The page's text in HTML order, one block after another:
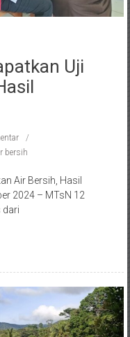
Uji
bersih
Air Bersih, Hasil
2024 – MTsN 12
dari